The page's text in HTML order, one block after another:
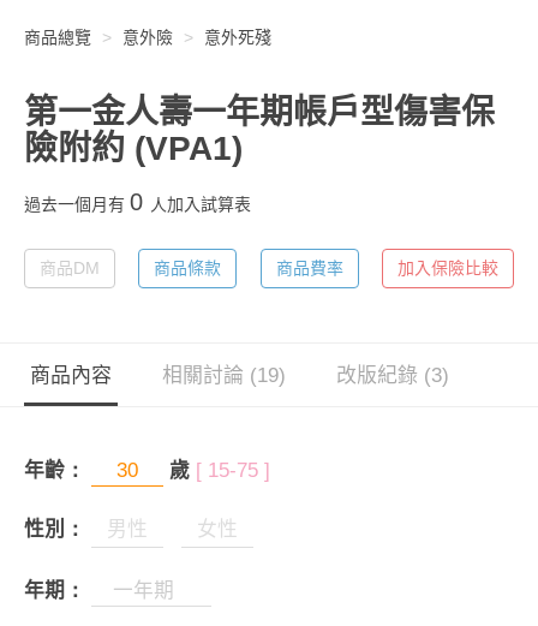
商品總覽 意外險 意外死殘
第一金人壽一年期帳戶型傷害保
險附約 (VPA1)
過去一個月有 0 人加入試算表
商品DM 商品條款 商品費率 加入保險比較
商品內容 相關討論 (19) 改版紀錄 (3)
年齡： 歲 [ 15-75 ]
性別： 男性 女性
年期：